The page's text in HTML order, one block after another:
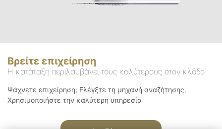
Βρείτε επιχείρηση
Η κατάταξη περιλαμβάνει τους καλύτερους στον κλάδο
Ψάχνετε επιχείρηση; Ελέγξτε τη μηχανή αναζήτησης.
Χρησιμοποιήστε την καλύτερη υπηρεσία